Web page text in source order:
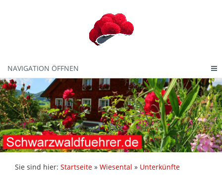
NAVIGATION ÖFFNEN
Sie sind hier: Startseite » Wiesental » Unterkünfte